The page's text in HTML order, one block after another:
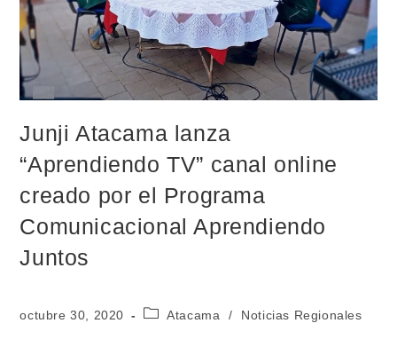
Junji Atacama lanza
“Aprendiendo TV” canal online
creado por el Programa
Comunicacional Aprendiendo
Juntos
octubre 30, 2020 Atacama / Noticias Regionales